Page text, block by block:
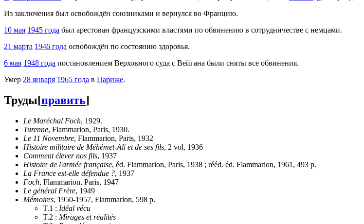
Из заключения был освобождён союзниками и вернулся во Францию.
10 мая 1945 года был арестован французскими властями по обвинению в сотрудничестве с немцами.
21 марта 1946 года освобождён по состоянию здоровья.
6 мая 1948 года постановлением Верховного суда с Вейгана были сняты все обвинения.
Умер 28 января 1965 года в Париже.
Труды[править]
Le Maréchal Foch, 1929.
Turenne, Flammarion, Paris, 1930.
Le 11 Novembre, Flammarion, Paris, 1932
Histoire militaire de Méhémet-Ali et de ses fils, 2 vol, 1936
Comment élever nos fils, 1937
Histoire de l'armée française, éd. Flammarion, Paris, 1938 ; rééd. éd. Flammarion, 1961, 493 p.
La France est-elle défendue ?, 1937
Foch, Flammarion, Paris, 1947
Le général Frère, 1949
Mémoires, 1950-1957, Flammarion, 598 p.
T.1 : Idéal vécu
T.2 : Mirages et réalités